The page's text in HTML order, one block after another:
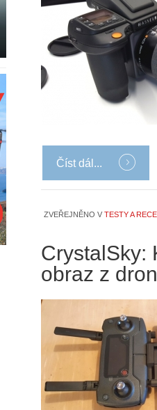
Číst dál...
ZVEŘEJNĚNO V TESTY A
CrystalSky:
obraz z